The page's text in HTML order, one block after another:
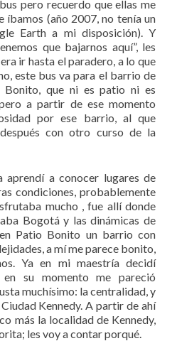
pero recuerdo que ellas me
íbamos (año 2007, no tenía un
Earth a mi disposición). Y
que bajarnos aquí”, les
ir hasta el paradero, a lo que
este bus va para el barrio de
Bonito, que ni es patio ni es
a partir de ese momento
por ese barrio, al que
con otro curso de la
aprendí a conocer lugares de
condiciones, probablemente
mucho , fue allí donde
Bogotá y las dinámicas de
Patio Bonito un barrio con
a mí me parece bonito,
Ya en mi maestría decidí
su momento me pareció
muchísimo: la centralidad, y
Kennedy. A partir de ahí
más la localidad de Kennedy,
les voy a contar porqué.